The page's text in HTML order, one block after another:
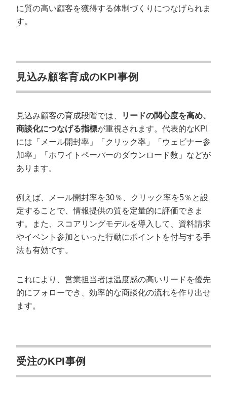
に質の高い顧客を獲得する体制づくりにつなげられま
す。
見込み顧客育成のKPI事例
見込み顧客の育成段階では、
リードの関心度を高め、
商談化につなげる指標が重視されます。代表的なKPI
には「メール開封率」「クリック率」「ウェビナー参
加率」「ホワイトペーパーのダウンロード数」などが
あります。
例えば、メール開封率を30％、クリック率を5％と設
定することで、情報提供の質を定量的に評価できま
す。また、スコアリングモデルを導入して、資料請求
やイベント参加といった行動にポイントを付与する手
法も有効です。
これにより、営業担当者は温度感の高いリードを優先
的にフォローでき、効率的な商談化の流れを作り出せ
ます。
受注のKPI事例